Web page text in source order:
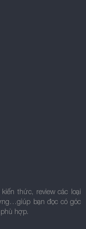
thức, review các loại
bạn đọc có góc
hợp.